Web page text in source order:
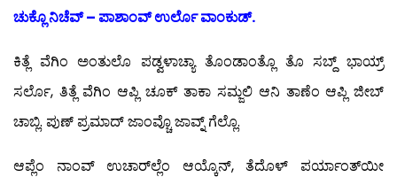
ಚುಕ್ಲೊ ನಿಚೆವ್ – ಪಾಶಾಂವ್ ಉರ್ಲೊ ವಾಂಕುಡ್.
ಕಿತ್ಲೆ ವೆಗಿಂ ಅಂತುಲೊ ಪಡ್ವಳಾಚ್ಯಾ ತೊಂಡಾಂತ್ಲೊ ತೊ ಸಬ್ದ್ ಭಾಯ್ರ್
ಸರ್ಲೊ, ತಿತ್ಲೆ ವೆಗಿಂ ಆಪ್ಲಿ ಚೂಕ್ ತಾಕಾ ಸಮ್ಜಲಿ ಆನಿ ತಾಣೆಂ ಆಪ್ಲಿ ಜೀಬ್
ಚಾಬ್ಲಿ. ಪುಣ್ ಪ್ರಮಾದ್ ಜಾಂವ್ಚೊ ಜಾವ್ನ್ ಗೆಲ್ಲೊ.
ಆಪ್ಲೆಂ ನಾಂವ್ ಉಚಾರ್‌ಲ್ಲೆಂ ಆಯ್ಕೊನ್, ತೆದೊಳ್ ಪರ್ಯಾಂತ್‍ಯೀ